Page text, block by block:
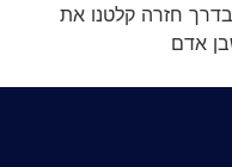
חזרה קלטנו את
אדם